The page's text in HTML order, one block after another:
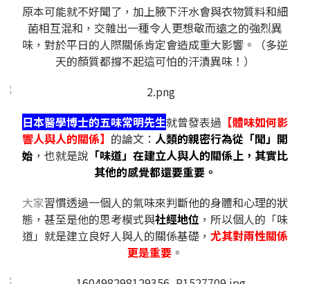
原本可能就不好聞了，加上腋下汗水會與衣物質料和細
菌相互混和，交雜出一種令人更想敬而遠之的強烈異
味，對於平日的人際關係肯定會造成重大影響。（多逆
天的顏質都撐不起這可怕的汗漬異味！）
日本醫學博士的五味常明先生就曾發表過 【體味如何影
響人與人的關係】 的論文： 人類的親密行為從「聞」開
始 ，也就是說 「味道」在建立人與人的關係上，其實比
其他的感覺都還要重要。
大家習慣透過一個人的氣味來判斷他的身體和心理的狀
態，甚至是他的思考模式與社經地位 ，所以個人的「味
道」就是建立良好人與人的關係基礎， 尤其對兩性關係
更是重要 。